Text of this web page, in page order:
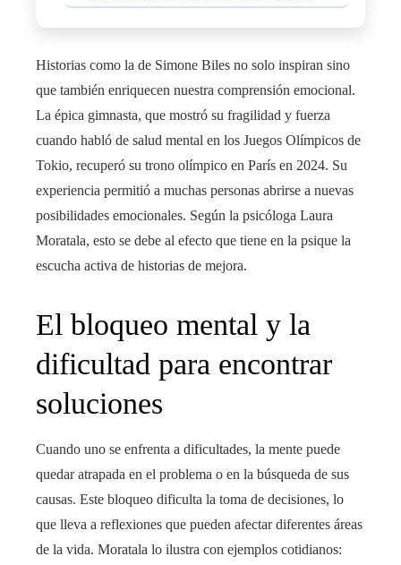
Historias como la de Simone Biles no solo inspiran sino
que también enriquecen nuestra comprensión emocional.
La épica gimnasta, que mostró su fragilidad y fuerza
cuando habló de salud mental en los Juegos Olímpicos de
Tokio, recuperó su trono olímpico en París en 2024. Su
experiencia permitió a muchas personas abrirse a nuevas
posibilidades emocionales. Según la psicóloga Laura
Moratala, esto se debe al efecto que tiene en la psique la
escucha activa de historias de mejora.
El bloqueo mental y la
dificultad para encontrar
soluciones
Cuando uno se enfrenta a dificultades, la mente puede
quedar atrapada en el problema o en la búsqueda de sus
causas. Este bloqueo dificulta la toma de decisiones, lo
que lleva a reflexiones que pueden afectar diferentes áreas
de la vida. Moratala lo ilustra con ejemplos cotidianos: